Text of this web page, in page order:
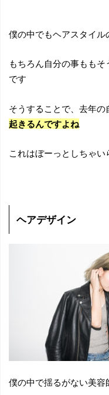
僕の中でもヘアスタイル
もちろん自分の事もも
です
そうすることで、去年
起きるんですよね
これはぼーっとしちゃい
ヘアデザイン
僕の中で揺るがない美